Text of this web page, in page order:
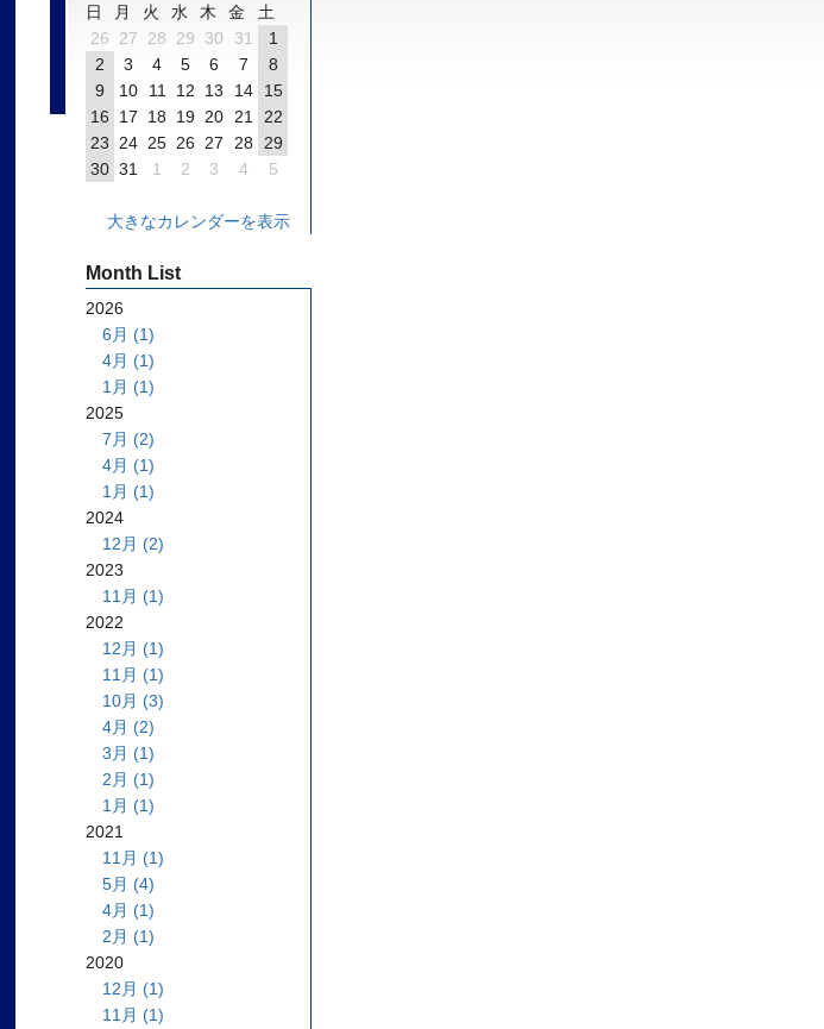
日
月 火 水 木 金
土
26
27 28 29 30 31
1
2
3 4 5 6 7
8
9
10 11 12 13 14
15
16
17 18 19 20 21
22
23
24 25 26 27 28
29
30 31 1 2 3 4 5
大きなカレンダーを表示
Month List
2026
6月 (1)
4月 (1)
1月 (1)
2025
7月 (2)
4月 (1)
1月 (1)
2024
12月 (2)
2023
11月 (1)
2022
12月 (1)
11月 (1)
10月 (3)
4月 (2)
3月 (1)
2月 (1)
1月 (1)
2021
11月 (1)
5月 (4)
4月 (1)
2月 (1)
2020
12月 (1)
11月 (1)